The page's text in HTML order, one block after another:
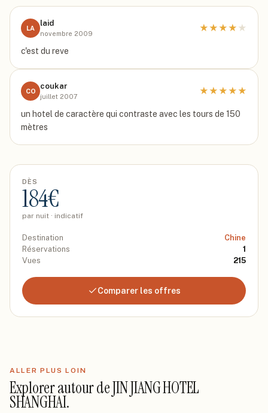
LA
laid
novembre 2009
★★★★ ★
c'est du reve
CO
coukar
juillet 2007
★★★★★
un hotel de caractère qui contraste avec les tours de 150
mètres
DÈS
184€
par nuit · indicatif
Destination
Chine
Réservations
1
Vues
215
Comparer les offres
ALLER PLUS LOIN
Explorer autour deJIN JIANG HOTEL
SHANGHAI.